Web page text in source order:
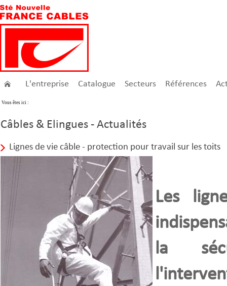
L'entreprise Catalogue Secteurs Références
Vous êtes ici :
Câbles & Elingues - Actualités
Lignes de vie câble - protection pour travail sur les toits
Les
la